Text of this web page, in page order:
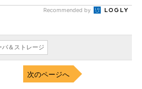
Recommended by
バ＆ストレージ
次のページへ